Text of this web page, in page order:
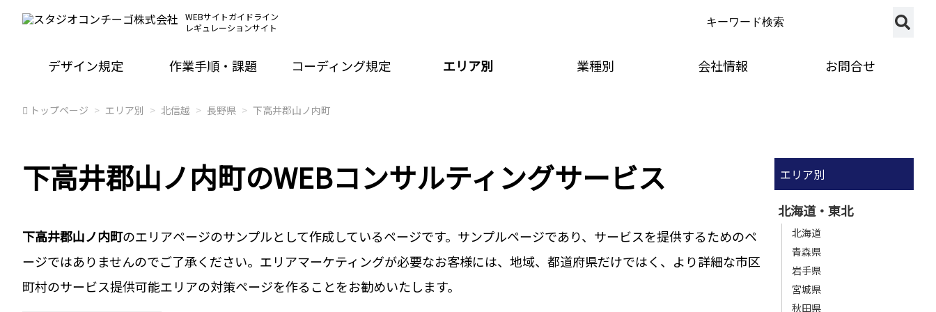
WEBサイトガイドライン
レギュレーションサイト
デザイン規定 作業手順・課題 コーディング規定 エリア別 業種別 会社情報 お問合せ
トップページ エリア別 北信越 長野県 下高井郡山ノ内町
下高井郡山ノ内町のWEBコンサルティングサービス
下高井郡山ノ内町のエリアページのサンプルとして作成しているページです。サンプルページであり、サービスを提供するためのペ
ージではありませんのでご了承ください。エリアマーケティングが必要なお客様には、地域、都道府県だけではく、より詳細な市区
町村のサービス提供可能エリアの対策ページを作ることをお勧めいたします。
エリア別
北海道・東北
北海道
青森県
岩手県
宮城県
秋田県